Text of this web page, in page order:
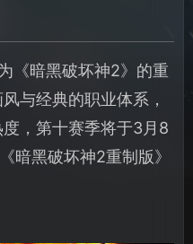
《暗黑破坏神2》的重
与经典的职业体系，
，第十赛季将于3月8
暗黑破坏神2重制版》